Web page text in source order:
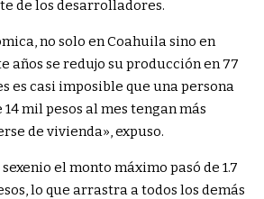
de los desarrolladores.
no solo en Coahuila sino en
años se redujo su producción en 77
es casi imposible que una persona
mil pesos al mes tengan más
de vivienda», expuso.
el monto máximo pasó de 1.7
lo que arrastra a todos los demás